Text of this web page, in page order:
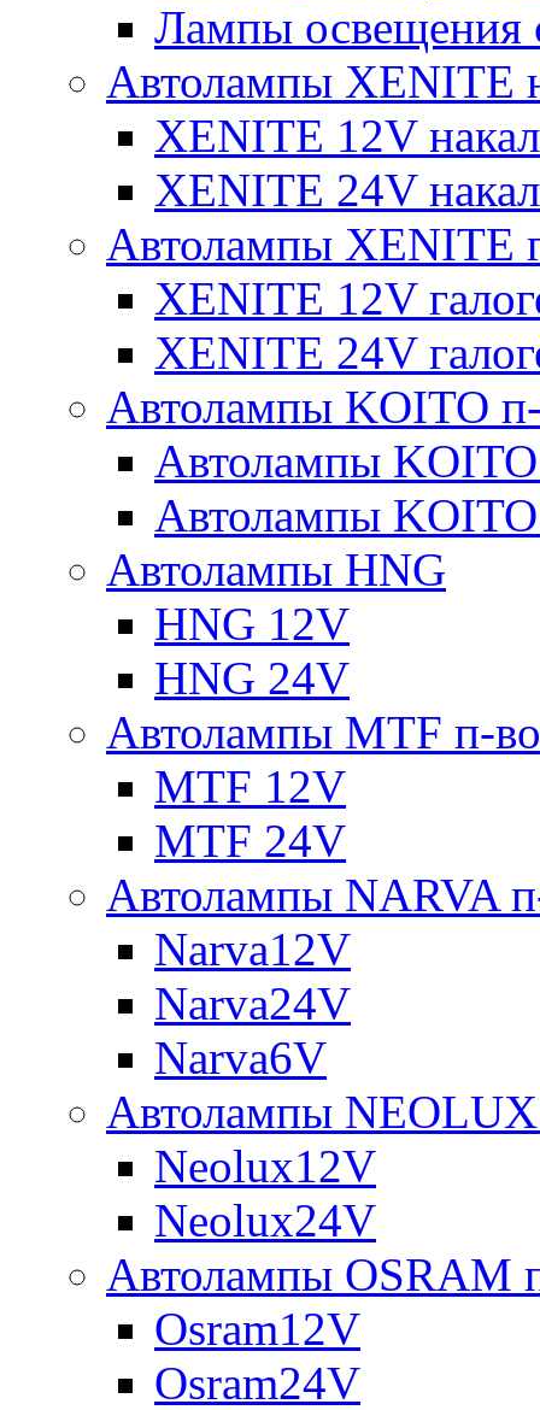
Лампы освещения
Автолампы XENITE
XENITE 12V
XENITE 24V
Автолампы XENITE
XENITE 12V
XENITE 24V
Автолампы KOITO
Автолампы
Автолампы
Автолампы HNG
HNG 12V
HNG 24V
Автолампы MTF п-
MTF 12V
MTF 24V
Автолампы NARVA
Narva12V
Narva24V
Narva6V
Автолампы
Neolux12V
Neolux24V
Автолампы OSRAM
Osram12V
Osram24V